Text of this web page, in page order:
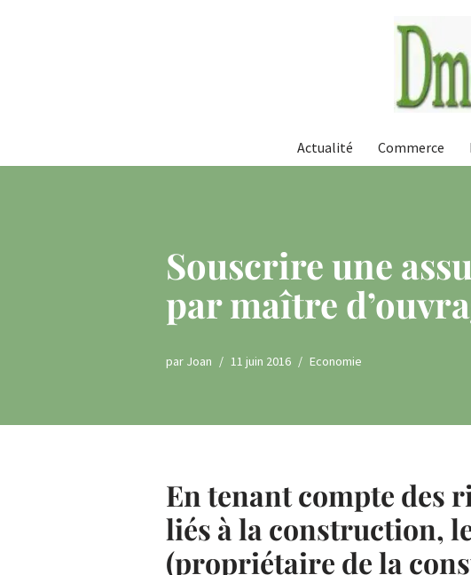
Actualité Commerce
Souscrire une
par maître
par Joan 11 juin 2016 Economie
En tenant compte des
liés à la construction,
(propriétaire de la